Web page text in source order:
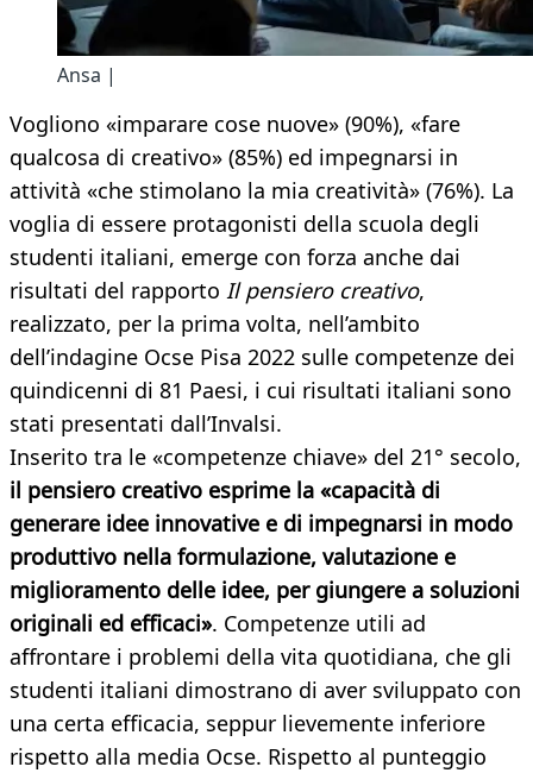
Ansa |
Vogliono «imparare cose nuove» (90%), «fare
qualcosa di creativo» (85%) ed impegnarsi in
attività «che stimolano la mia creatività» (76%). La
voglia di essere protagonisti della scuola degli
studenti italiani, emerge con forza anche dai
risultati del rapporto Il pensiero creativo,
realizzato, per la prima volta, nell’ambito
dell’indagine Ocse Pisa 2022 sulle competenze dei
quindicenni di 81 Paesi, i cui risultati italiani sono
stati presentati dall’Invalsi.
Inserito tra le «competenze chiave» del 21° secolo,
il pensiero creativo esprime la «capacità di
generare idee innovative e di impegnarsi in modo
produttivo nella formulazione, valutazione e
miglioramento delle idee, per giungere a soluzioni
originali ed efficaci». Competenze utili ad
affrontare i problemi della vita quotidiana, che gli
studenti italiani dimostrano di aver sviluppato con
una certa efficacia, seppur lievemente inferiore
rispetto alla media Ocse. Rispetto al punteggio